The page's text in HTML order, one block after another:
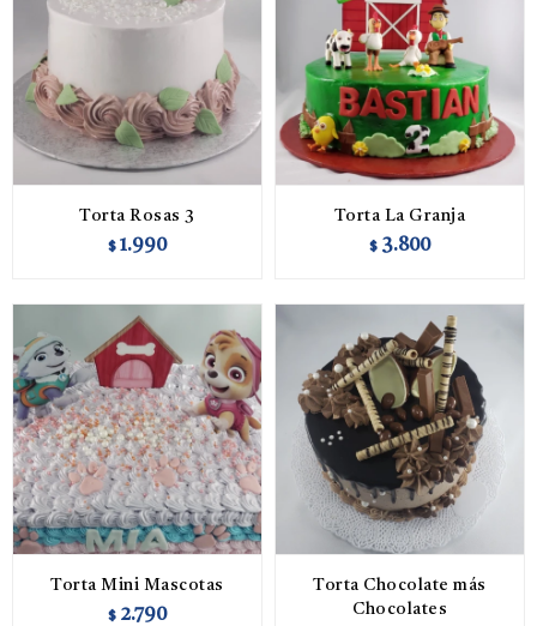
Torta Rosas 3
$ 1.990
Torta La Granja
$ 3.800
Torta Mini Mascotas
$ 2.790
Torta Chocolate más
Chocolates